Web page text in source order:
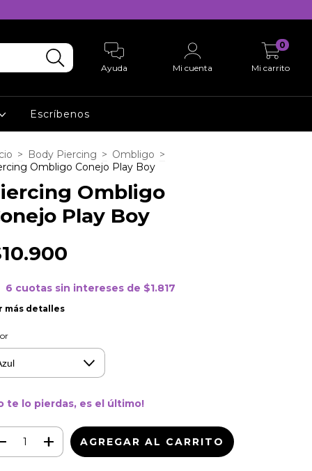
Ayuda Mi cuenta Mi carrito
0
Escríbenos
> Body Piercing > Ombligo >
Ombligo Conejo Play Boy
Ombligo
Play Boy
6 cuotas sin intereses de $1.817
más detalles
te lo pierdas, es el último!